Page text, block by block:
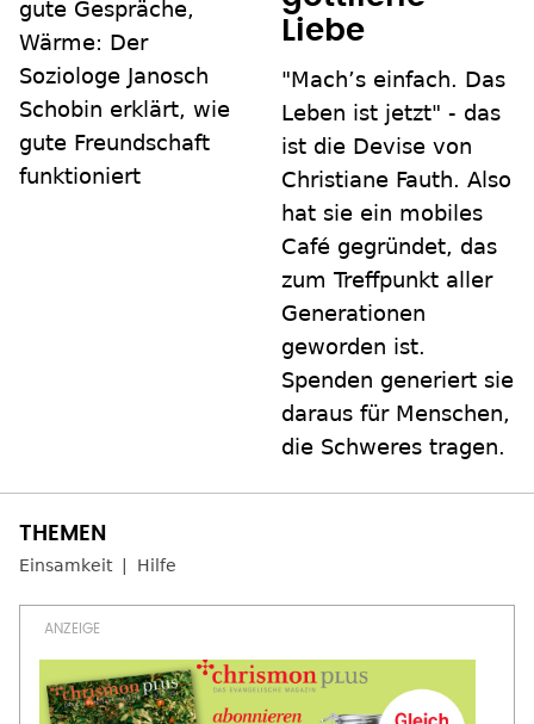
gute Gespräche,
Wärme: Der
Soziologe Janosch
Schobin erklärt, wie
gute Freundschaft
funktioniert
Liebe
"Mach’s einfach. Das
Leben ist jetzt" - das
ist die Devise von
Christiane Fauth. Also
hat sie ein mobiles
Café gegründet, das
zum Treffpunkt aller
Generationen
geworden ist.
Spenden generiert sie
daraus für Menschen,
die Schweres tragen.
Einsamkeit Hilfe